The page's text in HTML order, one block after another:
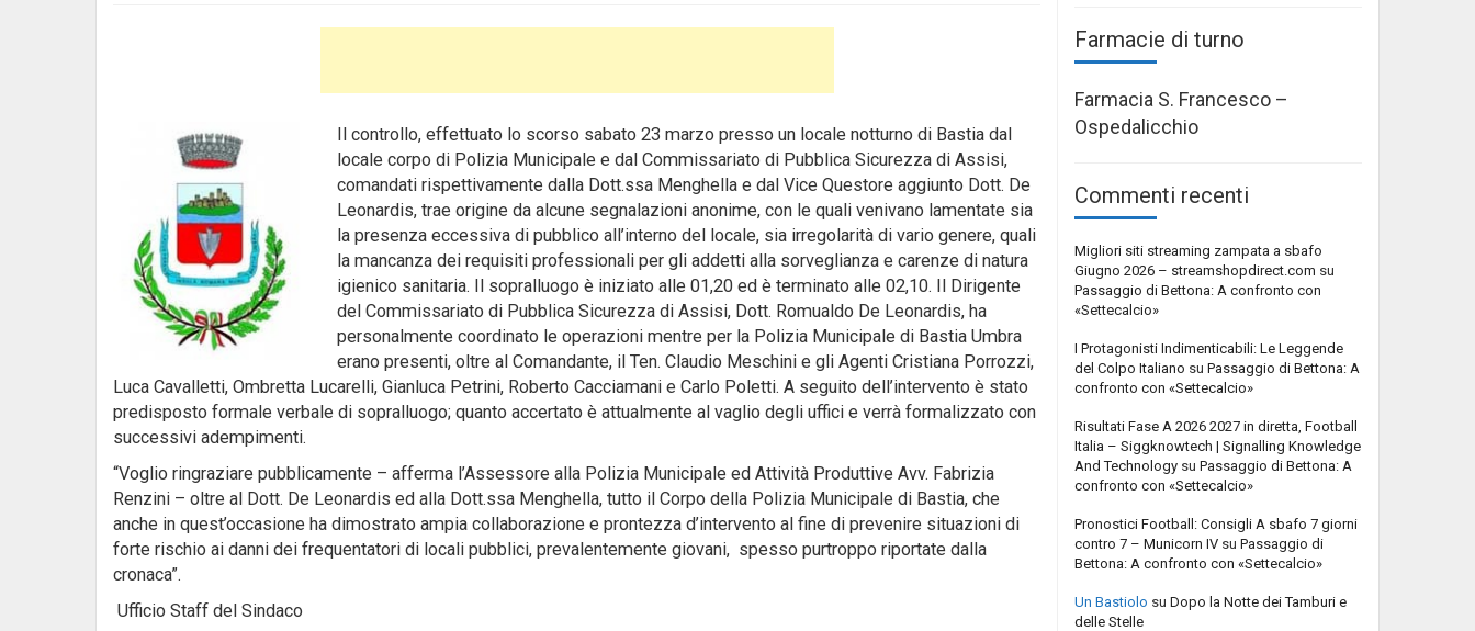
Il controllo, effettuato lo scorso sabato 23 marzo presso un locale notturno di Bastia dal
locale corpo di Polizia Municipale e dal Commissariato di Pubblica Sicurezza di Assisi,
comandati rispettivamente dalla Dott.ssa Menghella e dal Vice Questore aggiunto Dott. De
Leonardis, trae origine da alcune segnalazioni anonime, con le quali venivano lamentate sia
la presenza eccessiva di pubblico all’interno del locale, sia irregolarità di vario genere, quali
la mancanza dei requisiti professionali per gli addetti alla sorveglianza e carenze di natura
igienico sanitaria. Il sopralluogo è iniziato alle 01,20 ed è terminato alle 02,10. Il Dirigente
del Commissariato di Pubblica Sicurezza di Assisi, Dott. Romualdo De Leonardis, ha
personalmente coordinato le operazioni mentre per la Polizia Municipale di Bastia Umbra
erano presenti, oltre al Comandante, il Ten. Claudio Meschini e gli Agenti Cristiana Porrozzi,
Luca Cavalletti, Ombretta Lucarelli, Gianluca Petrini, Roberto Cacciamani e Carlo Poletti. A seguito dell’intervento è stato
predisposto formale verbale di sopralluogo; quanto accertato è attualmente al vaglio degli uffici e verrà formalizzato con
successivi adempimenti.
“Voglio ringraziare pubblicamente – afferma l’Assessore alla Polizia Municipale ed Attività Produttive Avv. Fabrizia
Renzini – oltre al Dott. De Leonardis ed alla Dott.ssa Menghella, tutto il Corpo della Polizia Municipale di Bastia, che
anche in quest’occasione ha dimostrato ampia collaborazione e prontezza d’intervento al fine di prevenire situazioni di
forte rischio ai danni dei frequentatori di locali pubblici, prevalentemente giovani, spesso purtroppo riportate dalla
cronaca”.
Ufficio Staff del Sindaco
Farmacie di turno
Farmacia S. Francesco –
Ospedalicchio
Commenti recenti
Migliori siti streaming zampata a sbafo
Giugno 2026 – streamshopdirect.com su
Passaggio di Bettona: A confronto con
«Settecalcio»
I Protagonisti Indimenticabili: Le Leggende
del Colpo Italiano su Passaggio di Bettona: A
confronto con «Settecalcio»
Risultati Fase A 2026 2027 in diretta, Football
Italia – Siggknowtech | Signalling Knowledge
And Technology su Passaggio di Bettona: A
confronto con «Settecalcio»
Pronostici Football: Consigli A sbafo 7 giorni
contro 7 – Municorn IV su Passaggio di
Bettona: A confronto con «Settecalcio»
Un Bastiolo su Dopo la Notte dei Tamburi e
delle Stelle